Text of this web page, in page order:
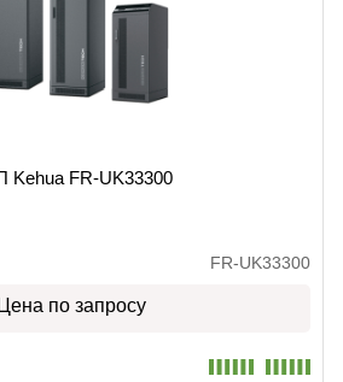
Kehua FR-UK33300
FR-UK33300
Цена по запросу